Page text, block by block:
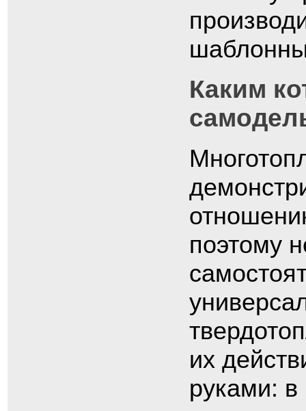
Каким
поэтому
их
руками: